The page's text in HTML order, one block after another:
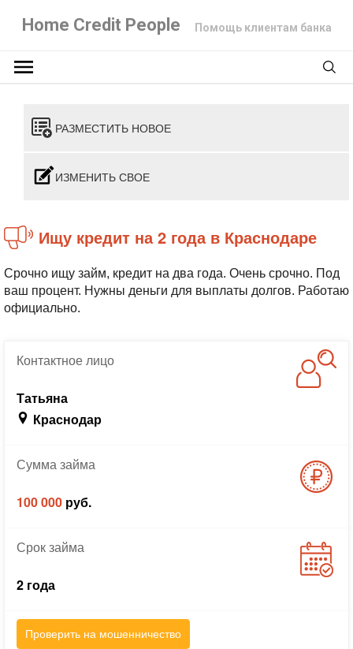
Home Credit People Помощь клиентам банка
РАЗМЕСТИТЬ НОВОЕ
ИЗМЕНИТЬ СВОЕ
Ищу кредит на 2 года в Краснодаре
Срочно ищу займ, кредит на два года. Очень срочно. Под
ваш процент. Нужны деньги для выплаты долгов. Работаю
официально.
Контактноелицо
Татьяна
Краснодар
Суммазайма
100 000 руб.
Срокзайма
2 года
Проверить на мошенничество